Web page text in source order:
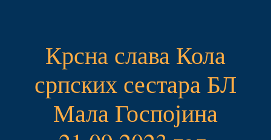
Крсна слава Кола
српских сестара БЛ
Мала Госпојина